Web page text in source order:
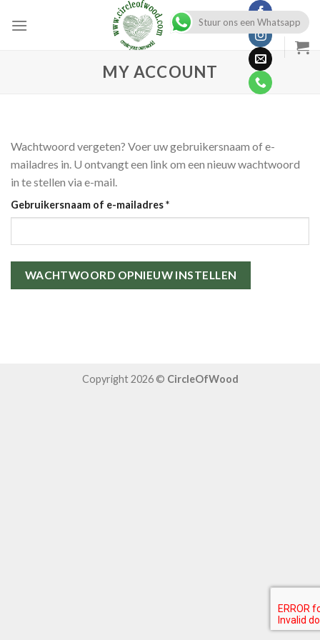
MY ACCOUNT
Wachtwoord vergeten? Voer uw gebruikersnaam of e-
mailadres in. U ontvangt een link om een nieuw wachtwoord
in te stellen via e-mail.
Gebruikersnaam of e-mailadres*Required
WACHTWOORD OPNIEUW INSTELLEN
Copyright 2026 © CircleOfWood
Stuur ons een Whatsapp